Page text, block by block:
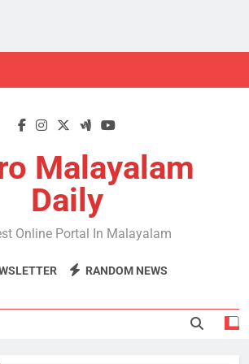
Malayalam
Daily
Online Portal In Malayalam
RANDOM NEWS